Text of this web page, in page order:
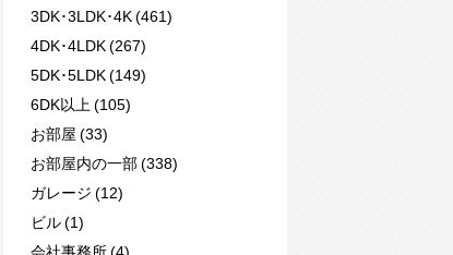
3DK･3LDK･4K (461)
4DK･4LDK (267)
5DK･5LDK (149)
6DK以上 (105)
お部屋 (33)
お部屋内の一部 (338)
ガレージ (12)
ビル (1)
会社事務所 (4)